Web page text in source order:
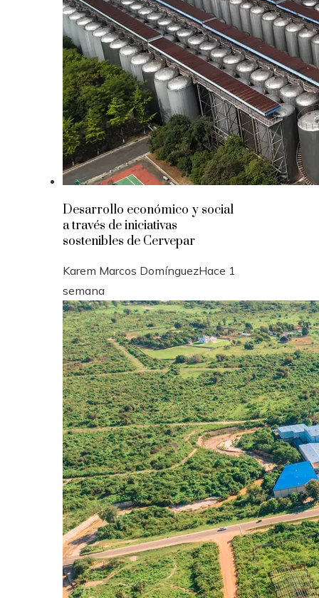
Desarrollo económico y social
a través de iniciativas
sostenibles de Cervepar
Karem Marcos DomínguezHace 1
semana